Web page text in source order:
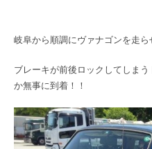
岐阜から順調にヴァナゴンを走
ブレーキが前後ロックしてしま
か無事に到着！！